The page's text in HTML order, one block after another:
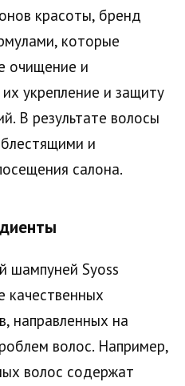
красоты, бренд
которые
очищение и
укрепление и защиту
В результате волосы
и
салона.
шампуней Syoss
качественных
направленных на
волос. Например,
волос содержат